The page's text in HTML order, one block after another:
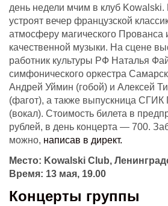
день недели мчим в клуб Kowalski.
устроят вечер французской
атмосферу магического Прованса
качественной музыки. На сцене
работник культуры РФ Наталья
симфонического оркестра
Андрей Уймин (гобой) и Алексей
(фагот), а также выпускница СГИК
(вокал). Стоимость билета в
рублей, в день концерта — 700.
можно, написав в директ.
Место: Kowalski Club,
Время: 13 мая, 19.00
Концерты группы